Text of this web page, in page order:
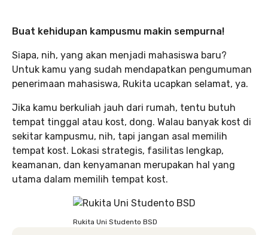
Buat kehidupan kampusmu makin sempurna!
Siapa, nih, yang akan menjadi mahasiswa baru?
Untuk kamu yang sudah mendapatkan pengumuman
penerimaan mahasiswa, Rukita ucapkan selamat, ya.
Jika kamu berkuliah jauh dari rumah, tentu butuh
tempat tinggal atau kost, dong. Walau banyak kost di
sekitar kampusmu, nih, tapi jangan asal memilih
tempat kost. Lokasi strategis, fasilitas lengkap,
keamanan, dan kenyamanan merupakan hal yang
utama dalam memilih tempat kost.
Rukita Uni Studento BSD